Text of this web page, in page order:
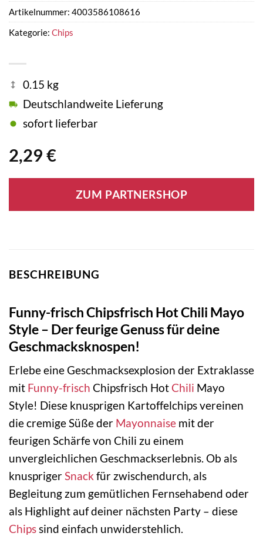
2,29 €
0.15 kg
Deutschlandweite Lieferung
sofort lieferbar
ZUM PARTNERSHOP
Artikelnummer: 4003586108616
Kategorie: Chips
BESCHREIBUNG
Funny-frisch Chipsfrisch Hot Chili Mayo
Style – Der feurige Genuss für deine
Geschmacksknospen!
Erlebe eine Geschmacksexplosion der Extraklasse
mit Funny-frisch Chipsfrisch Hot Chili Mayo
Style! Diese knusprigen Kartoffelchips vereinen
die cremige Süße der Mayonnaise mit der
feurigen Schärfe von Chili zu einem
unvergleichlichen Geschmackserlebnis. Ob als
knusprigerSnack für zwischendurch, als
Begleitung zum gemütlichen Fernsehabend oder
als Highlight auf deiner nächsten Party – diese
Chipssind einfach unwiderstehlich.